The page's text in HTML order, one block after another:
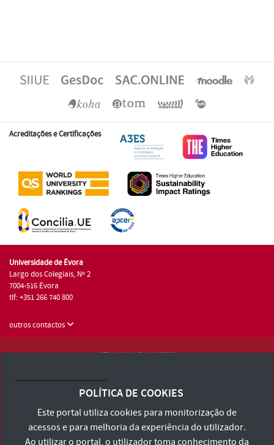
Acreditações e Certificações
Universidade de Évora
Largo dos Colegiais, Nº 2
7004-516 Évora
tlf: +351 266 740 800
outros contactos
Consulte os Termos e Condições e Política de Privacidade
Declaração de Acessibilidade
POLÍTICA DE COOKIES
Este portal utiliza cookies para monitorização de
acessos e para melhoria da experiência do utilizador.
Ao utilizar o portal, o utilizador toma conhecimento da